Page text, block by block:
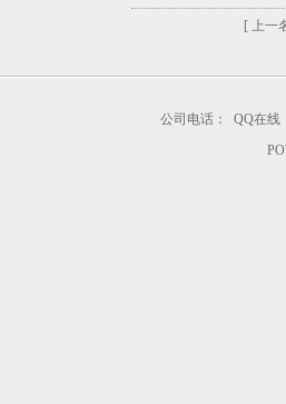
[ 上一
公司电话：
QQ在线